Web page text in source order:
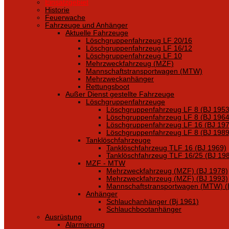
Einsatzgebiet
Historie
Feuerwache
Fahrzeuge und Anhänger
Aktuelle Fahrzeuge
Löschgruppenfahrzeug LF 20/16
Löschgruppenfahrzeug LF 16/12
Löschgruppenfahrzeug LF 10
Mehrzweckfahrzeug (MZF)
Mannschaftstransportwagen (MTW)
Mehrzweckanhänger
Rettungsboot
Außer Dienst gestellte Fahrzeuge
Löschgruppenfahrzeuge
Löschgruppenfahrzeug LF 8 (BJ
Löschgruppenfahrzeug LF 8 (BJ
Löschgruppenfahrzeug LF 16 (BJ
Löschgruppenfahrzeug LF 8 (BJ
Tanklöschfahrzeuge
Tanklöschfahrzeug TLF 16 (BJ 1969)
Tanklöschfahrzeug TLF 16/25 (BJ
MZF - MTW
Mehrzweckfahrzeug (MZF) (BJ 1978)
Mehrzweckfahrzeug (MZF) (BJ 1993)
Mannschaftstransportwagen (MTW)
Anhänger
Schlauchanhänger (Bj 1961)
Schlauchbootanhänger
Ausrüstung
Alarmierung